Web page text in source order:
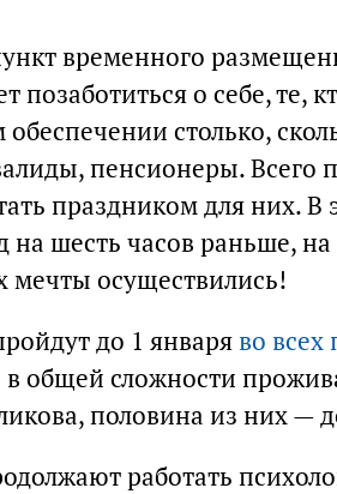
временного
позаботиться о себе, те,
столько,
пенсионеры. Всего
праздником для них. В
на шесть часов раньше,
мечты осуществились!
до 1 январяво всех
в общей сложности
половина из них —
работать